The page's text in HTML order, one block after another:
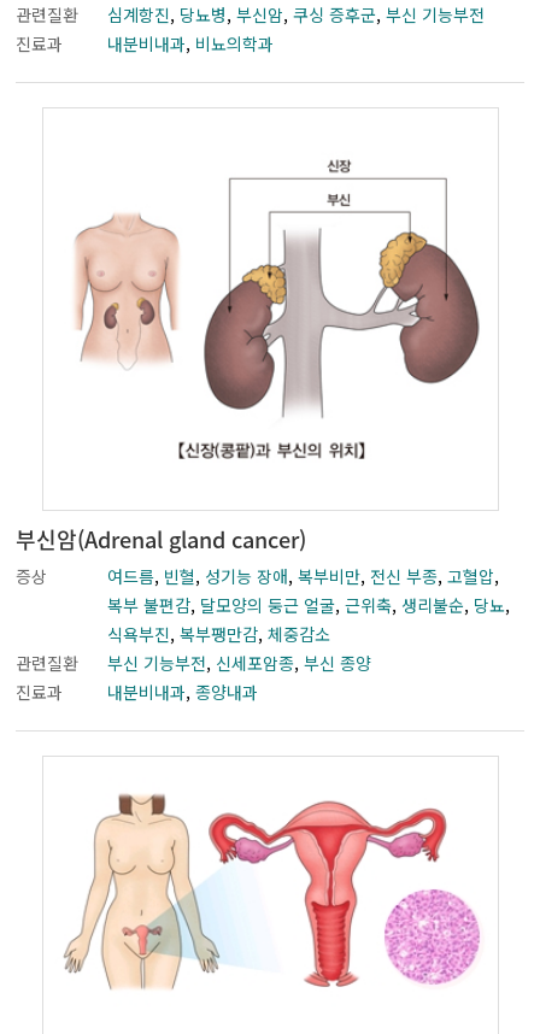
관련질환
심계항진, 당뇨병,부신암,쿠싱 증후군,부신 기능부전
진료과
내분비내과, 비뇨의학과
부신암(Adrenal gland cancer)
증상 여드름, 빈혈, 성기능 장애,복부비만, 전신 부종,고혈압,
복부 불편감, 달모양의 둥근 얼굴,근위축, 생리불순, 당뇨,
식욕부진,복부팽만감,체중감소
관련질환
부신 기능부전, 신세포암종,부신 종양
진료과
내분비내과,종양내과